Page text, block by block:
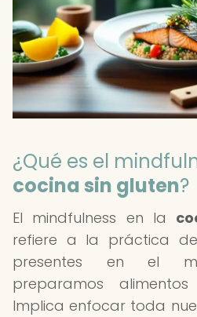
¿Qué es el
cocina sin gluten?
El mindfulness en la
refiere a la práctica
presentes en el
preparamos
Implica enfocar toda